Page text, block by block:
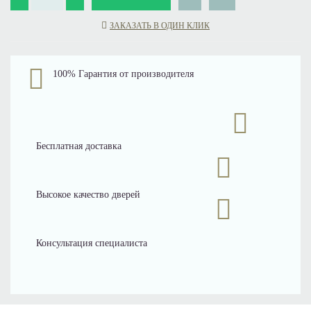
ЗАКАЗАТЬ В ОДИН КЛИК
100% Гарантия от производителя
Бесплатная доставка
Высокое качество дверей
Консультация специалиста